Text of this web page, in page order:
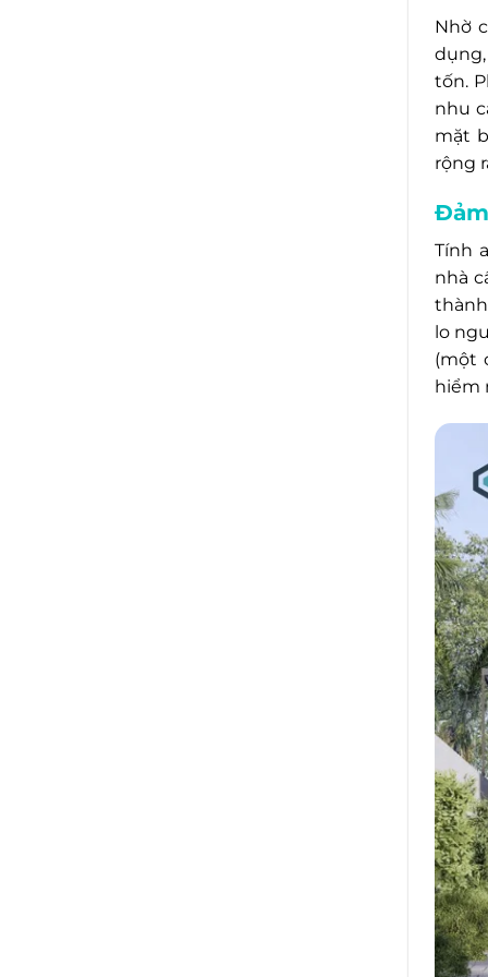
Nhờ
tốn.
nhu
mặt
rộng
Tính
nhà
lo
(một
hiểm